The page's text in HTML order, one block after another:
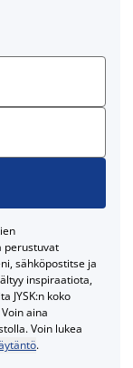
perustuvat
sähköpostitse ja
inspiraatiota,
JYSK:n koko
Voin aina
Voin lukea
.